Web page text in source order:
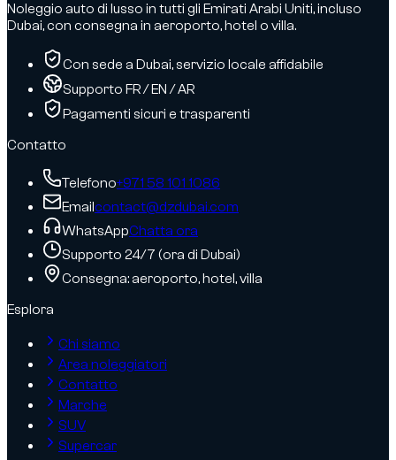
Noleggio auto di lusso in tutti gli Emirati Arabi Uniti, incluso
Dubai, con consegna in aeroporto, hotel o villa.
Con sede a Dubai, servizio locale affidabile
Supporto FR / EN / AR
Pagamenti sicuri e trasparenti
Contatto
Telefono+971 58 101 1086
Email contact@dzdubai.com
WhatsAppChatta ora
Supporto 24/7 (ora di Dubai)
Consegna: aeroporto, hotel, villa
Esplora
Chi siamo
Area noleggiatori
Contatto
Marche
SUV
Supercar